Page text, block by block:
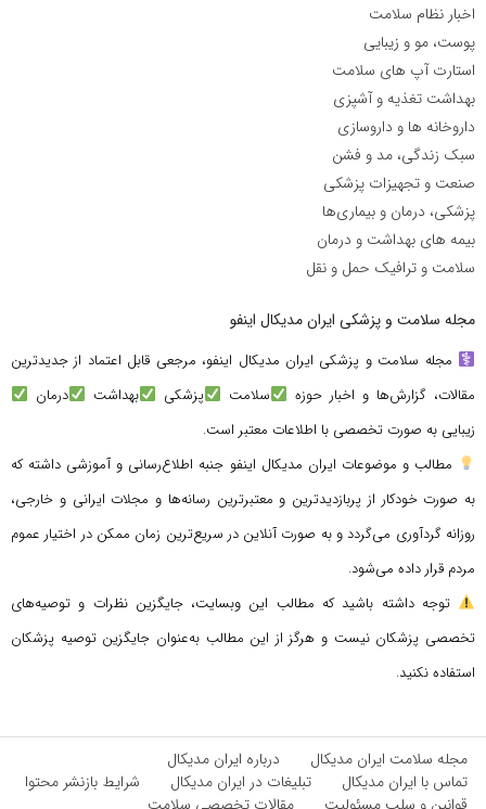
اخبار نظام سلامت
پوست، مو و زیبایی
استارت آپ های سلامت
بهداشت تغذیه و آشپزی
داروخانه ها و داروسازی
سبک زندگی، مد و فشن
صنعت و تجهیزات پزشکی
پزشکی، درمان و بیماری‌ها
بیمه های بهداشت و درمان
سلامت و ترافیک حمل و نقل
مجله سلامت و پزشکی ایران مدیکال اینفو
مجله سلامت و پزشکی ایران مدیکال اینفو، مرجعی قابل اعتماد از جدیدترین
مقالات، گزارش‌ها و اخبار حوزه
سلامت پزشکی بهداشت
درمان
زیبایی به صورت تخصصی با اطلاعات معتبر است.
مطالب و موضوعات ایران مدیکال اینفو جنبه اطلاع‌رسانی و آموزشی داشته که
به صورت خودکار از پربازدیدترین و معتبرترین رسانه‌ها و مجلات ایرانی و خارجی،
روزانه گردآوری می‌گردد و به صورت آنلاین در سریع‌ترین زمان ممکن در اختیار عموم
مردم قرار داده می‌شود.
توجه داشته باشید که مطالب این وبسایت، جایگزین نظرات و توصیه‌های
تخصصی پزشکان نیست و هرگز از این مطالب به‌عنوان جایگزین توصیه پزشکان
استفاده نکنید.
مجله سلامت ایران مدیکال
درباره ایران مدیکال
تماس با ایران مدیکال
تبلیغات در ایران مدیکال
شرایط بازنشر محتوا